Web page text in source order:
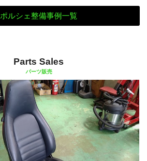
ポルシェ整備事例一覧
Parts Sales
パーツ販売